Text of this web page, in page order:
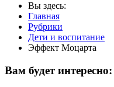
Вы здесь:
Главная
Рубрики
Дети и воспитание
Эффект Моцарта
Вам будет интересно: